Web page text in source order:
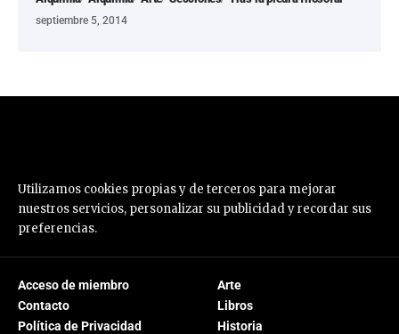
septiembre 5, 2014
Utilizamos cookies propias y de terceros para mejorar
nuestros servicios, personalizar su publicidad y recordar sus
preferencias.
Acceso de miembro
Contacto
Política de Privacidad
Arte
Libros
Historia